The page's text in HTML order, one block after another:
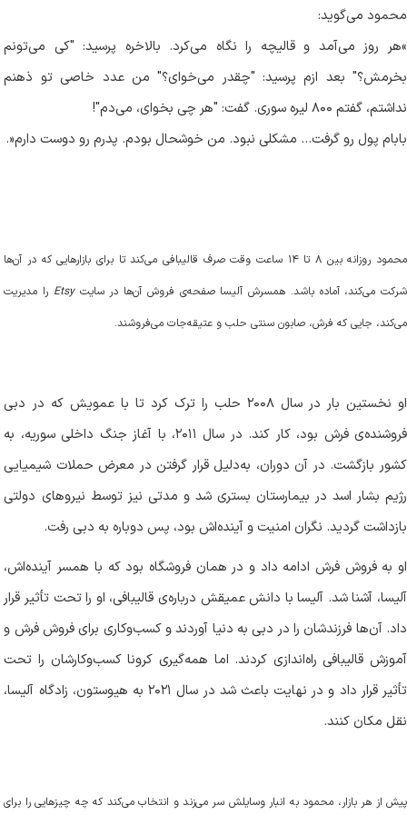
محمود می‌گوید:
«هر روز می‌آمد و قالیچه را نگاه می‌کرد. بالاخره پرسید: "کی می‌تونم
بخرمش؟" بعد ازم پرسید: "چقدر می‌خوای؟" من عدد خاصی تو ذهنم
نداشتم، گفتم ۸۰۰ لیره سوری. گفت: "هر چی بخوای، می‌دم
!"
بابام پول رو گرفت… مشکلی نبود. من خوشحال بودم. پدرم رو دوست دارم.»
محمود روزانه بین ۸ تا ۱۴ ساعت وقت صرف قالیبافی می‌کند تا برای بازارهایی که در آن‌ها
شرکت می‌کند، آماده باشد. همسرش آلیسا صفحه‌ی فروش آن‌ها در سایتEtsy را مدیریت
می‌کند، جایی که فرش، صابون سنتی حلب و عتیقه‌جات می‌فروشند.
او نخستین بار در سال ۲۰۰۸ حلب را ترک کرد تا با عمویش که در دبی
فروشنده‌ی فرش بود، کار کند. در سال ۲۰۱۱، با آغاز جنگ داخلی سوریه، به
کشور بازگشت. در آن دوران، به‌دلیل قرار گرفتن در معرض حملات شیمیایی
رژیم بشار اسد در بیمارستان بستری شد و مدتی نیز توسط نیروهای دولتی
بازداشت گردید. نگران امنیت و آینده‌اش بود، پس دوباره به دبی رفت.
او به فروش فرش ادامه داد و در همان فروشگاه بود که با همسر آینده‌اش،
آلیسا، آشنا شد. آلیسا با دانش عمیقش درباره‌ی قالیبافی، او را تحت تأثیر قرار
داد. آن‌ها فرزندشان را در دبی به دنیا آوردند و کسب‌وکاری برای فروش فرش و
آموزش قالیبافی راه‌اندازی کردند. اما همه‌گیری کرونا کسب‌وکارشان را تحت
تأثیر قرار داد و در نهایت باعث شد در سال ۲۰۲۱ به هیوستون، زادگاه آلیسا،
نقل مکان کنند.
پیش از هر بازار، محمود به انبار وسایلش سر می‌زند و انتخاب می‌کند که چه چیزهایی را برای